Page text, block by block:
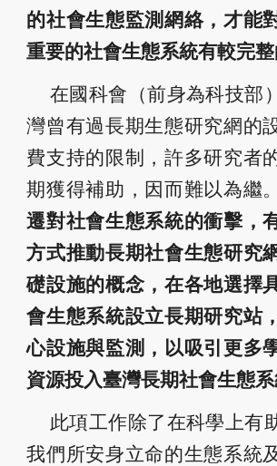
的社會生態監測網絡，才能
重要的社會生態系統有較完
在國科會（前身為科技部
灣曾有過長期生態研究網的
費支持的限制，許多研究者
期獲得補助，因而難以為繼。
遷對社會生態系統的衝擊，
方式推動長期社會生態研究
礎設施的概念，在各地選擇
會生態系統設立長期研究站
心設施與監測，以吸引更多
資源投入臺灣長期社會生態
此項工作除了在科學上有
我們所安身立命的生態系統